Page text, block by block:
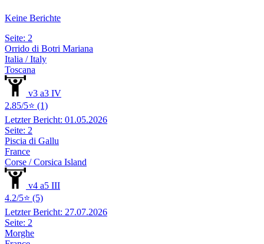
Keine Berichte
Seite: 2
Orrido di Botri Mariana
Italia / Italy
Toscana
v3 a3 IV
2.85/5⭐ (1)
Letzter Bericht: 01.05.2026
Seite: 2
Piscia di Gallu
France
Corse / Corsica Island
v4 a5 III
4.2/5⭐ (5)
Letzter Bericht: 27.07.2026
Seite: 2
Morghe